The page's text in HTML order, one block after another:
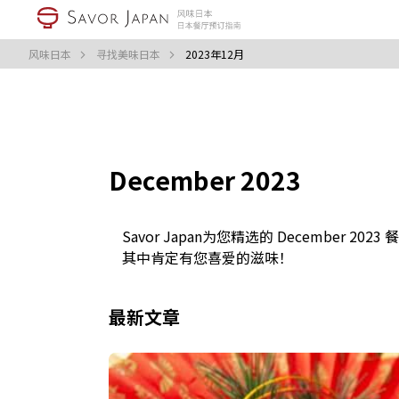
风味日本 寻找美味日本 2023年12月
December 2023
Savor Japan为您精选的 December 2023
其中肯定有您喜爱的滋味！
最新文章